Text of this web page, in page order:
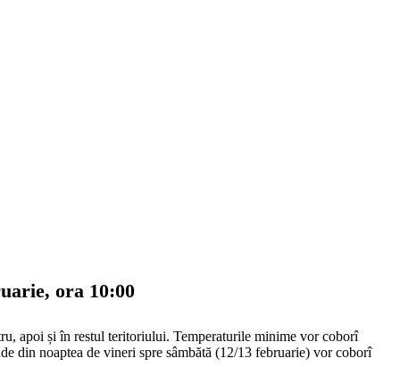
ora 10:00
apoi și în restul teritoriului. Temperaturile minime vor coborî
din noaptea de vineri spre sâmbătă (12/13 februarie) vor coborî